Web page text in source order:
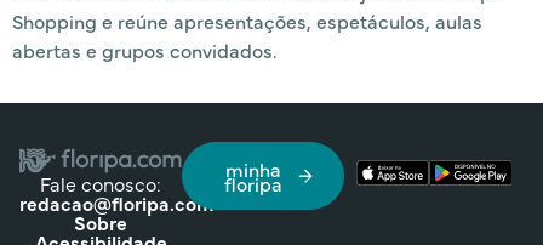
Shopping e reúne apresentações, espetáculos, aulas
abertas e grupos convidados.
Fale conosco:
redacao@floripa.com
Sobre
minha
floripa